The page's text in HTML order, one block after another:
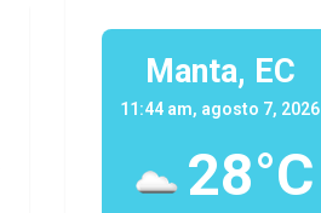
Manta, EC
11:44 am, agosto 7, 2026
28°C